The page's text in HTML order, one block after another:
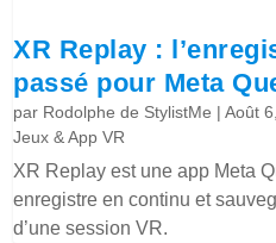
XR Replay :
passé pour Meta
par Rodolphe de StylistMe |Août
Jeux & App VR
XR Replay est une app Meta
enregistre en continu et
d’une session VR.